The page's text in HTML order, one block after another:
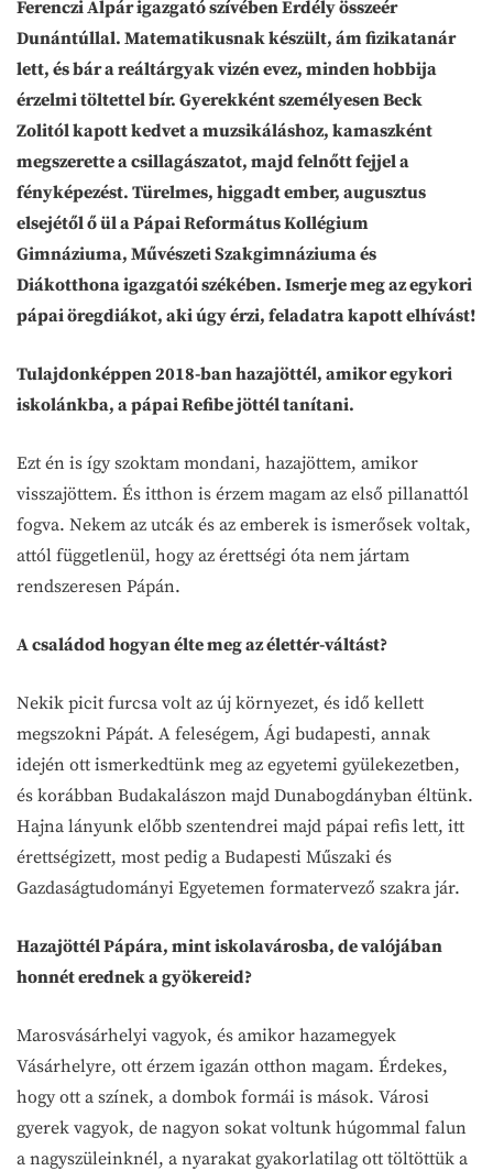
Ferenczi Alpár igazgató szívében Erdély összeér
Dunántúllal. Matematikusnak készült, ám fizikatanár
lett, és bár a reáltárgyak vizén evez, minden hobbija
érzelmi töltettel bír. Gyerekként személyesen Beck
Zolitól kapott kedvet a muzsikáláshoz, kamaszként
megszerette a csillagászatot, majd felnőtt fejjel a
fényképezést. Türelmes, higgadt ember, augusztus
elsejétől ő ül a Pápai Református Kollégium
Gimnáziuma, Művészeti Szakgimnáziuma és
Diákotthona igazgatói székében. Ismerje meg az egykori
pápai öregdiákot, aki úgy érzi, feladatra kapott elhívást!
Tulajdonképpen 2018-ban hazajöttél, amikor egykori
iskolánkba, a pápai Refibe jöttél tanítani.
Ezt én is így szoktam mondani, hazajöttem, amikor
visszajöttem. És itthon is érzem magam az első pillanattól
fogva. Nekem az utcák és az emberek is ismerősek voltak,
attól függetlenül, hogy az érettségi óta nem jártam
rendszeresen Pápán.
A családod hogyan élte meg az élettér-váltást?
Nekik picit furcsa volt az új környezet, és idő kellett
megszokni Pápát. A feleségem, Ági budapesti, annak
idején ott ismerkedtünk meg az egyetemi gyülekezetben,
és korábban Budakalászon majd Dunabogdányban éltünk.
Hajna lányunk előbb szentendrei majd pápai refis lett, itt
érettségizett, most pedig a Budapesti Műszaki és
Gazdaságtudományi Egyetemen formatervező szakra jár.
Hazajöttél Pápára, mint iskolavárosba, de valójában
honnét erednek a gyökereid?
Marosvásárhelyi vagyok, és amikor hazamegyek
Vásárhelyre, ott érzem igazán otthon magam. Érdekes,
hogy ott a színek, a dombok formái is mások. Városi
gyerek vagyok, de nagyon sokat voltunk húgommal falun
a nagyszüleinknél, a nyarakat gyakorlatilag ott töltöttük a